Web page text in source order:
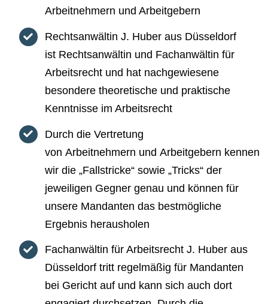
Arbeitnehmern und Arbeitgebern
Rechtsanwältin J. Huber aus Düsseldorf
ist Rechtsanwältin und Fachanwältin für
Arbeitsrecht und hat nachgewiesene
besondere theoretische und praktische
Kenntnisse im Arbeitsrecht
Durch die Vertretung
von Arbeitnehmern und Arbeitgebern kennen
wir die „Fallstricke“ sowie „Tricks“ der
jeweiligen Gegner genau und können für
unsere Mandanten das bestmögliche
Ergebnis herausholen
Fachanwältin für Arbeitsrecht J. Huber aus
Düsseldorf tritt regelmäßig für Mandanten
bei Gericht auf und kann sich auch dort